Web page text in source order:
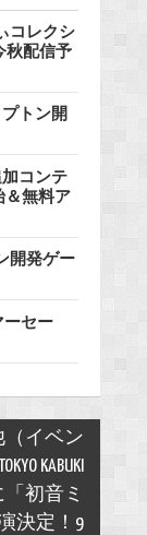
コレクシ
秋配信予
トン開
コンテ
＆無料ア
開発ゲー
ーセー
（イベン
KABUKI
「初音ミ
決定！9